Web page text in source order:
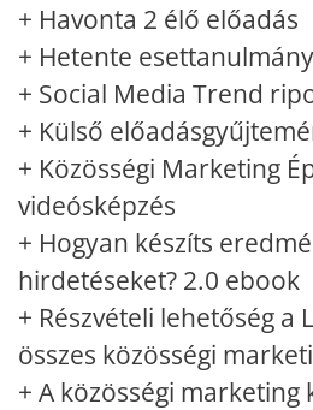
+ Havonta 2 élő előadás
+ Hetente
+ Social Media Trend
+ Külső
+ Közösségi Marketing
videósképzés
+ Hogyan készíts
hirdetéseket? 2.0 ebook
+ Részvételi lehetőség a
összes közösségi
+ A közösségi marketing